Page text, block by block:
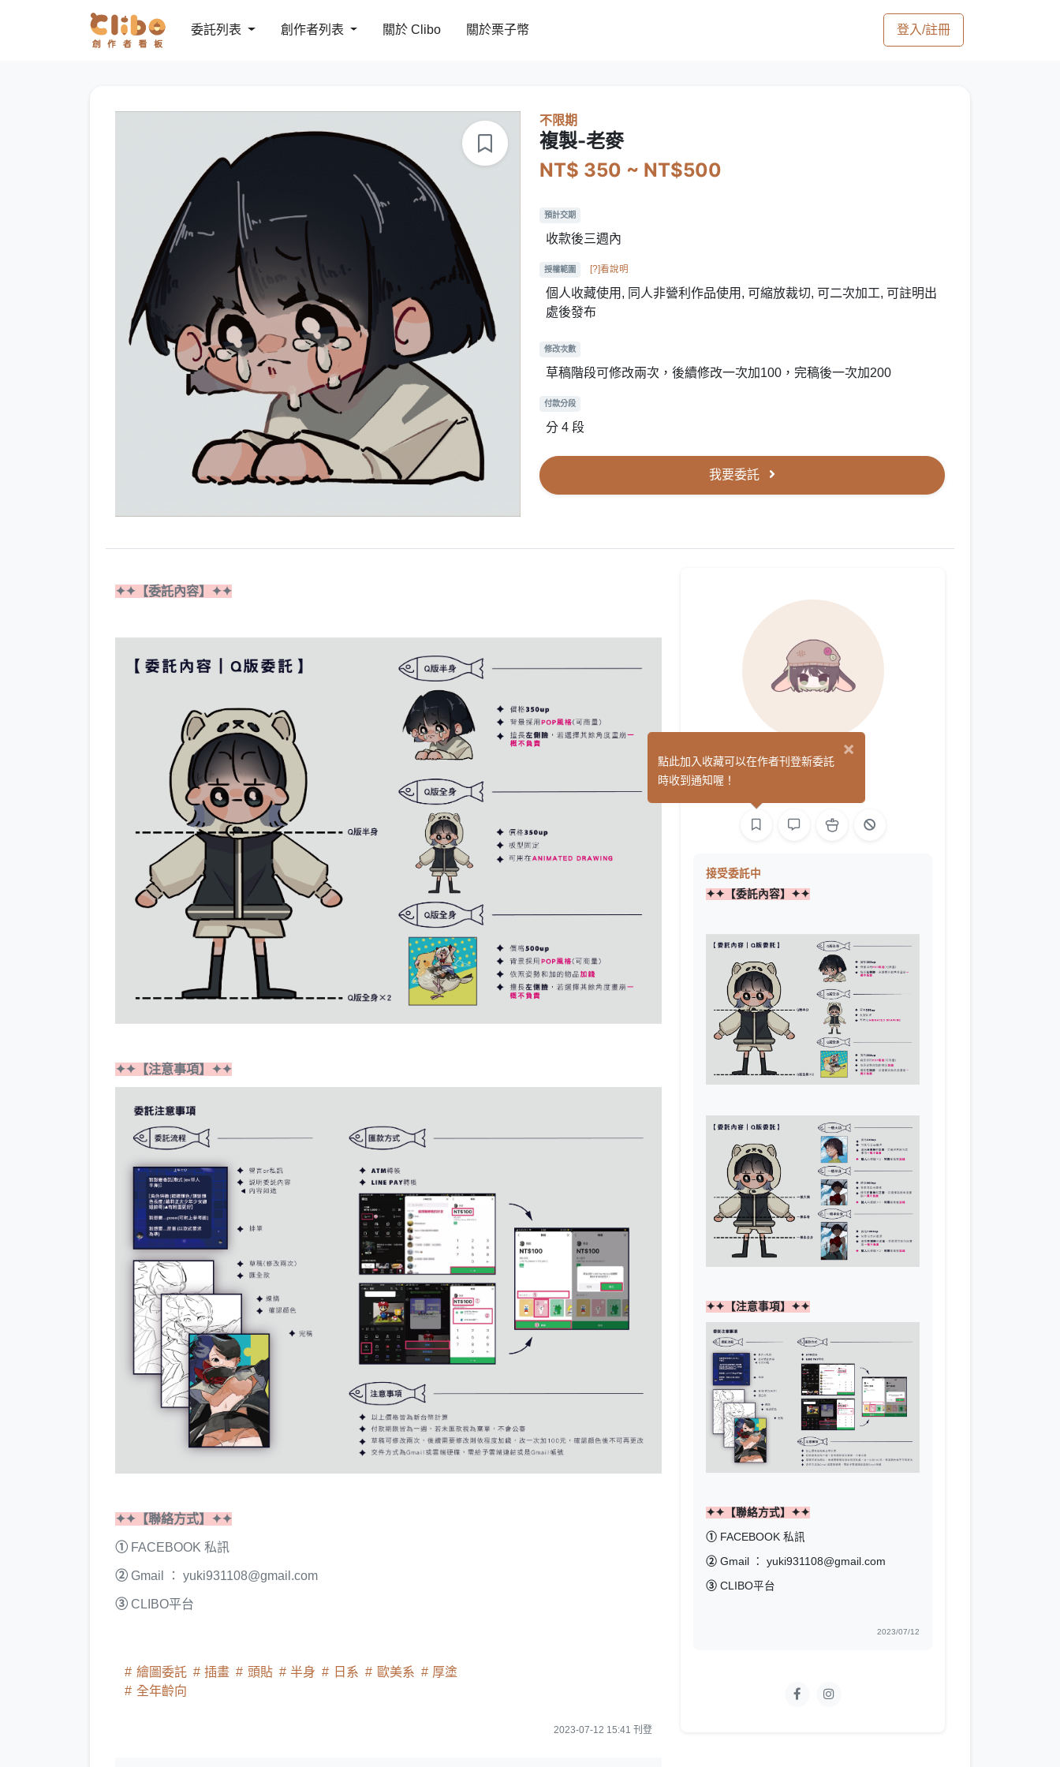
委託列表 創作者列表 關於 Clibo 關於栗子幣 登入/註冊
不限期
複製-老麥
NT$ 350 ~ NT$500
預計交期
收款後三週內
授權範圍 [?]看說明
個人收藏使用, 同人非營利作品使用, 可縮放裁切, 可二次加工, 可註明出
處後發布
修改次數
草稿階段可修改兩次，後續修改一次加100，完稿後一次加200
付款分段
分 4 段
我要委託
✦✦【委託內容】✦✦
✦✦【注意事項】✦✦
✦✦【聯絡方式】✦✦
① FACEBOOK 私訊
② Gmail ： yuki931108@gmail.com
③ CLIBO平台
繪圖委託 插畫 頭貼 半身 日系 歐美系
厚塗
全年齡向
2023-07-12 15:41 刊登
老麥 (0)
接受委託中
✦✦【委託內容】✦✦
✦✦【注意事項】✦✦
✦✦【聯絡方式】✦✦
① FACEBOOK 私訊
② Gmail ： yuki931108@gmail.com
③ CLIBO平台
2023/07/12
×
點此加入收藏可以在作者刊登新委託
時收到通知喔！